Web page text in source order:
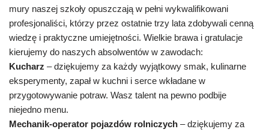
mury naszej szkoły opuszczają w pełni wykwalifikowani
profesjonaliści, którzy przez ostatnie trzy lata zdobywali cenną
wiedzę i praktyczne umiejętności. Wielkie brawa i gratulacje
kierujemy do naszych absolwentów w zawodach:
Kucharz – dziękujemy za każdy wyjątkowy smak, kulinarne
eksperymenty, zapał w kuchni i serce wkładane w
przygotowywanie potraw. Wasz talent na pewno podbije
niejedno menu.
Mechanik-operator pojazdów rolniczych – dziękujemy za